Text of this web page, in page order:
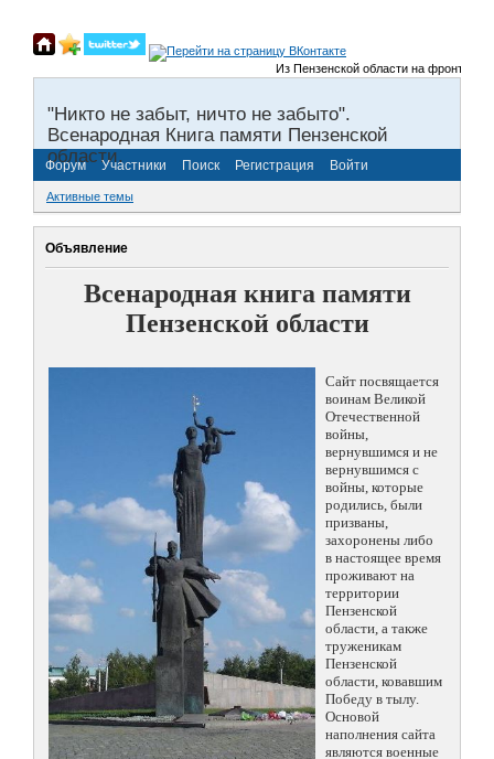
Из Пензенской области на фронты
"Никто не забыт, ничто не забыто".
Всенародная Книга памяти Пензенской
области.
Форум Участники Поиск Регистрация Войти
Активные темы
Объявление
Всенародная книга памяти
Пензенской области
Сайт посвящается
воинам Великой
Отечественной
войны,
вернувшимся и не
вернувшимся с
войны, которые
родились, были
призваны,
захоронены либо
в настоящее время
проживают на
территории
Пензенской
области, а также
труженикам
Пензенской
области, ковавшим
Победу в тылу.
Основой
наполнения сайта
являются военные